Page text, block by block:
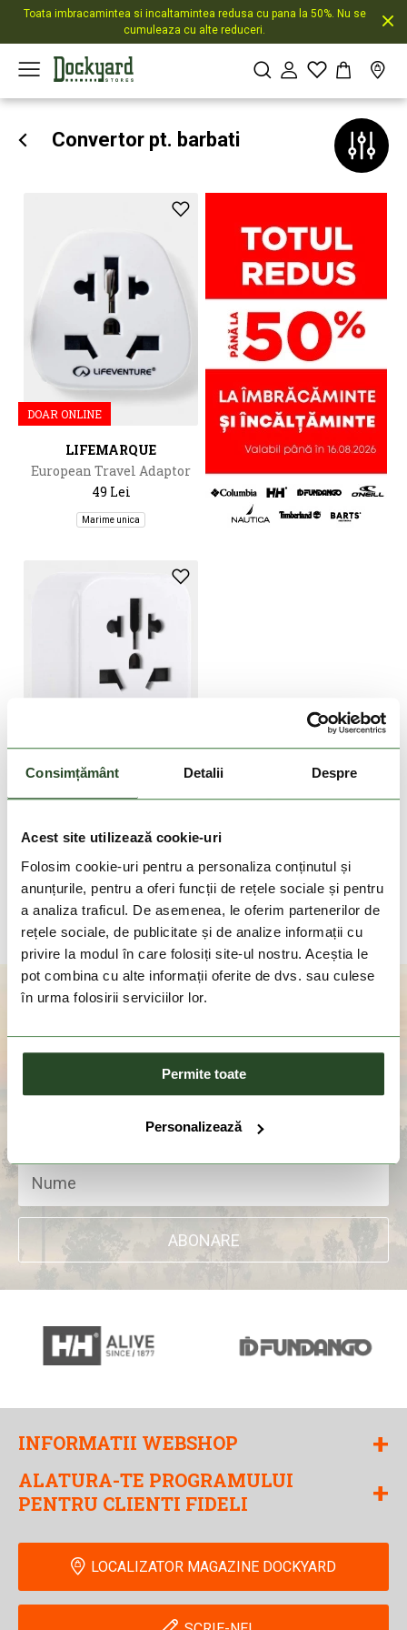
Consimțământ Detalii Despre
Acest site utilizează cookie-uri
Folosim cookie-uri pentru a personaliza conținutul și
anunțurile, pentru a oferi funcții de rețele sociale și pentru
a analiza traficul. De asemenea, le oferim partenerilor de
rețele sociale, de publicitate și de analize informații cu
privire la modul în care folosiți site-ul nostru. Aceștia le
pot combina cu alte informații oferite de dvs. sau culese
în urma folosirii serviciilor lor.
Permite toate
Personalizează
Toata imbracamintea si incaltamintea redusa cu pana la 50%. Nu se
cumuleaza cu alte reduceri.
Convertor pt. barbati
DOAR ONLINE
LIFEMARQUE
European Travel Adaptor
49 Lei
Marime unica
DOAR ONLINE
European Travel Adaptor
129 Lei
Marime unica
Aboneaza-te la newsletter
ABONARE
INFORMATII WEBSHOP +
ALATURA-TE PROGRAMULUI
PENTRU CLIENTI FIDELI
+
LOCALIZATOR MAGAZINE DOCKYARD